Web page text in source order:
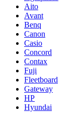
Aito
Avant
Benq
Canon
Casio
Concord
Contax
Fuji
Fleetboard
Gateway
HP
Hyundai